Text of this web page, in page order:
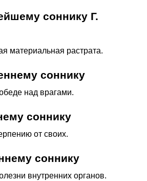
соннику Г.
материальная растрата.
соннику
над врагами.
соннику
от своих.
соннику
внутренних органов.